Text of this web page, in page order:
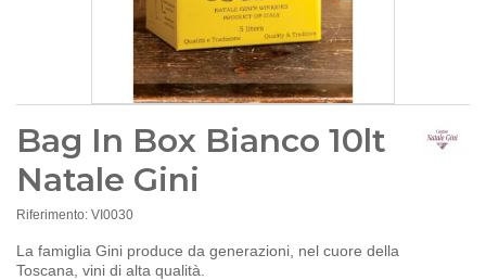
Bag In Box Bianco 10lt
Natale Gini
Riferimento: VI0030
La famiglia Gini produce da generazioni, nel cuore della
Toscana, vini di alta qualità.